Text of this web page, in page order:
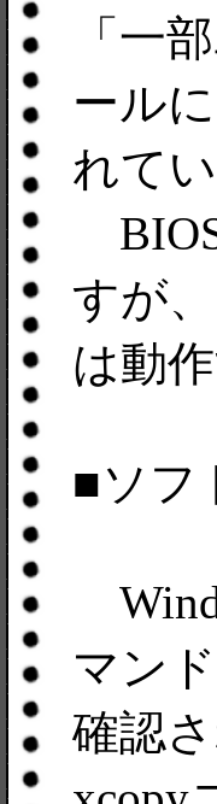
「一
ール
れて
すが
は動
■ソフ
マン
確認